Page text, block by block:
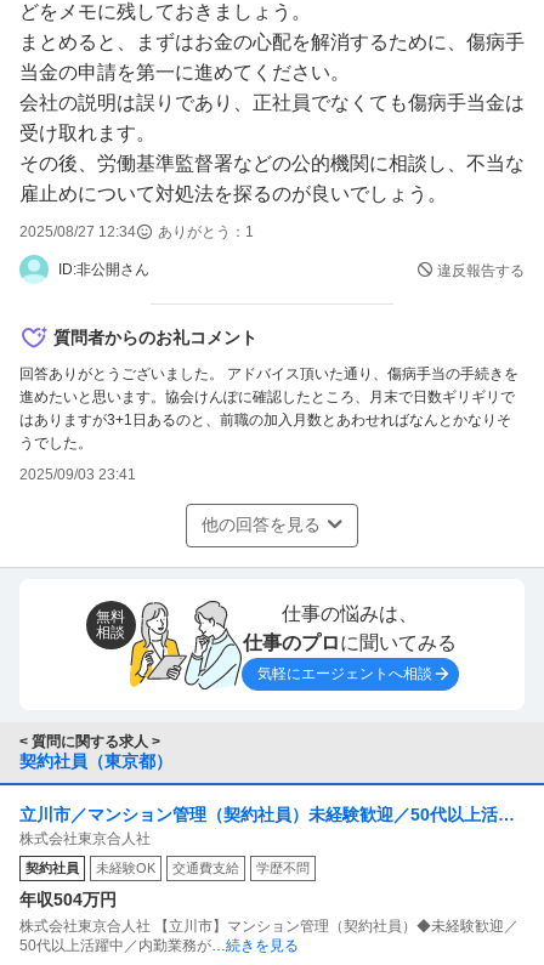
どをメモに残しておきましょう。
まとめると、まずはお金の心配を解消するために、傷病手
当金の申請を第一に進めてください。
会社の説明は誤りであり、正社員でなくても傷病手当金は
受け取れます。
その後、労働基準監督署などの公的機関に相談し、不当な
雇止めについて対処法を探るのが良いでしょう。
2025/08/27 12:34 ありがとう： 1
ID:非公開さん 違反報告する
質問者からのお礼コメント
回答ありがとうございました。 アドバイス頂いた通り、傷病手当の手続きを
進めたいと思います。協会けんぽに確認したところ、月末で日数ギリギリで
はありますが3+1日あるのと、前職の加入月数とあわせればなんとかなりそ
うでした。
2025/09/03 23:41
他の回答を見る
無料
相談
仕事の悩みは、
仕事のプロに聞いてみる
気軽にエージェントへ相談
< 質問に関する求人 >
契約社員（東京都）
立川市／マンション管理（契約社員）未経験歓迎／50代以上活躍
中／内勤業務が7割／基本土日祝休み
株式会社東京合人社
契約社員 未経験OK 交通費支給 学歴不問
年収504万円
株式会社東京合人社 【立川市】マンション管理（契約社員）◆未経験歓迎／
50代以上活躍中／内勤業務が…続きを見る